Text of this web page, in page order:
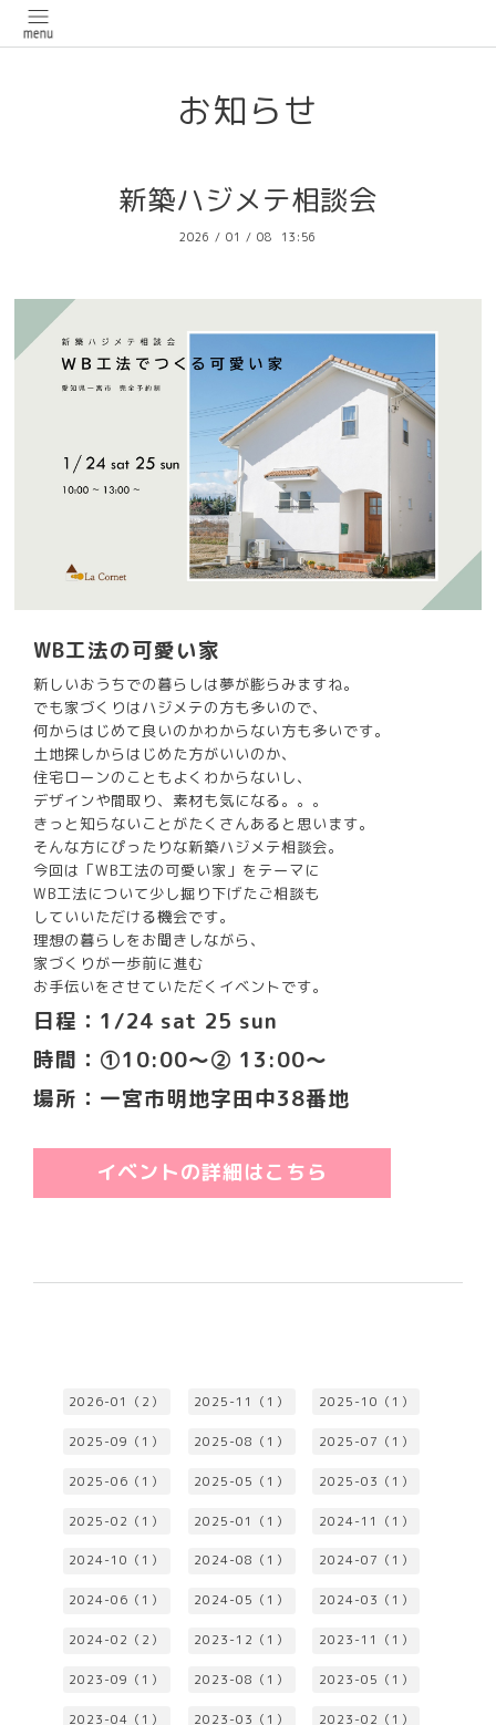
お知らせ
新築ハジメテ相談会
2026 / 01 / 08 13:56
WB工法の可愛い家
新しいおうちでの暮らしは夢が膨らみますね。
でも家づくりはハジメテの方も多いので、
何からはじめて良いのかわからない方も多いです。
土地探しからはじめた方がいいのか、
住宅ローンのこともよくわからないし、
デザインや間取り、素材も気になる。。。
きっと知らないことがたくさんあると思います。
そんな方にぴったりな新築ハジメテ相談会。
今回は「WB工法の可愛い家」をテーマに
WB工法について少し掘り下げたご相談も
していいただける機会です。
理想の暮らしをお聞きしながら、
家づくりが一歩前に進む
お手伝いをさせていただくイベントです。
日程：1/24 sat 25 sun
時間：①10:00～② 13:00～
場所：一宮市明地字田中38番地
イベントの詳細はこちら
2026-01（2） 2025-11（1） 2025-10（1）
2025-09（1） 2025-08（1） 2025-07（1）
2025-06（1） 2025-05（1） 2025-03（1）
2025-02（1） 2025-01（1） 2024-11（1）
2024-10（1） 2024-08（1） 2024-07（1）
2024-06（1） 2024-05（1） 2024-03（1）
2024-02（2） 2023-12（1） 2023-11（1）
2023-09（1） 2023-08（1） 2023-05（1）
2023-04（1） 2023-03（1） 2023-02（1）